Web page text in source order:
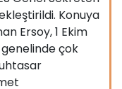
Konuya
Ersoy, 1 Ekim
çok